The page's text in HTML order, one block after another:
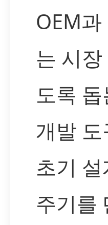
OEM
는 시
도록
개발
초기
주기를